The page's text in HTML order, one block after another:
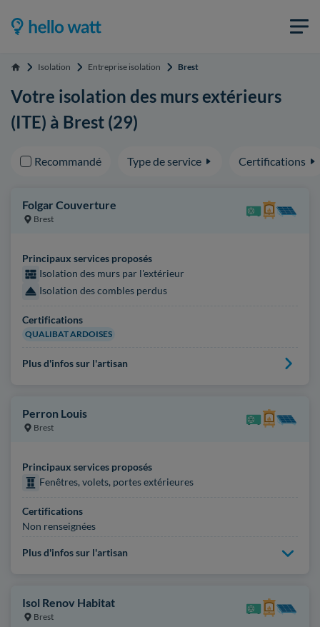
Accueil Isolation Entreprise isolation Brest
Votre isolation des murs extérieurs
(ITE) à Brest (29)
Recommandé Type de service Certifications
Folgar Couverture
Brest
Principaux services proposés
Isolation des murs par l'extérieur
Isolation des combles perdus
Certifications
QUALIBAT ARDOISES
Plus d'infos sur l'artisan
Perron Louis
Brest
Principaux services proposés
Fenêtres, volets, portes extérieures
Certifications
Non renseignées
Plus d'infos sur l'artisan
Isol Renov Habitat
Brest